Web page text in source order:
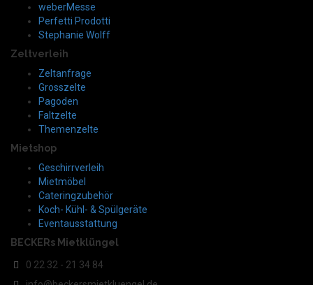
weberMesse
Perfetti Prodotti
Stephanie Wolff
Zeltverleih
Zeltanfrage
Grosszelte
Pagoden
Faltzelte
Themenzelte
Mietshop
Geschirrverleih
Mietmöbel
Cateringzubehör
Koch- Kühl- & Spülgeräte
Eventausstattung
BECKERs Mietklüngel
0 22 32 - 21 34 84